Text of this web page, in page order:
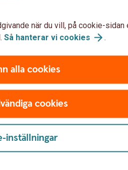
när du vill, på cookie-sidan
Så hanterar vi cookies .
alla cookies
cookies
inställningar